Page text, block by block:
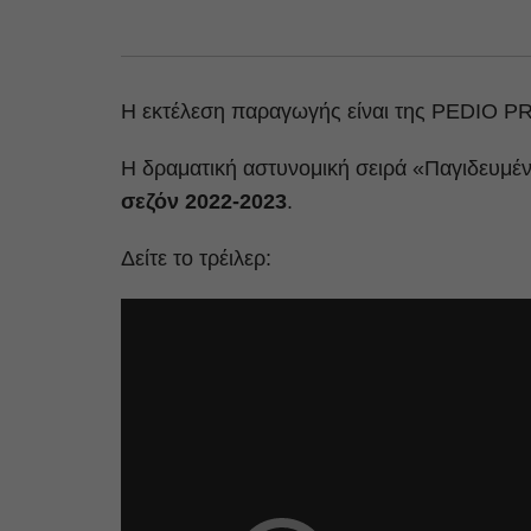
Η εκτέλεση παραγωγής είναι της PEDIO
H δραματική αστυνομική σειρά
σεζόν 2022-2023.
Δείτε το τρέιλερ: